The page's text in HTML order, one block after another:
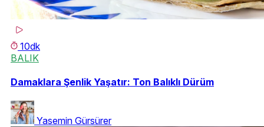
10dk
BALIK
Damaklara Şenlik Yaşatır: Ton Balıklı Dürüm
Yasemin Gürsürer